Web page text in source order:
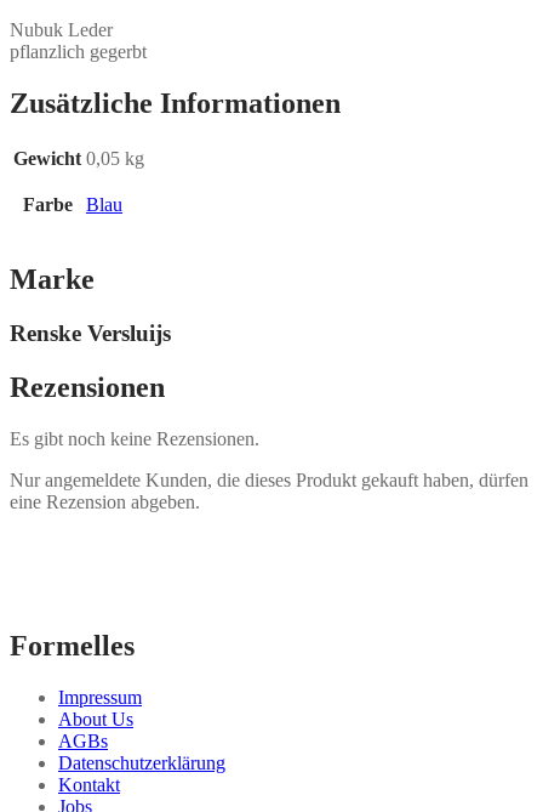
Nubuk Leder
pflanzlich gegerbt
Zusätzliche Informationen
Gewicht 0,05 kg
Farbe Blau
Marke
Renske Versluijs
Rezensionen
Es gibt noch keine Rezensionen.
Nur angemeldete Kunden, die dieses Produkt gekauft haben, dürfen
eine Rezension abgeben.
Formelles
Impressum
About Us
AGBs
Datenschutzerklärung
Kontakt
Jobs